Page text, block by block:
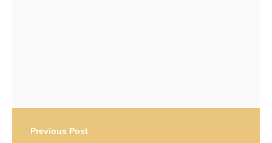
Previous Post